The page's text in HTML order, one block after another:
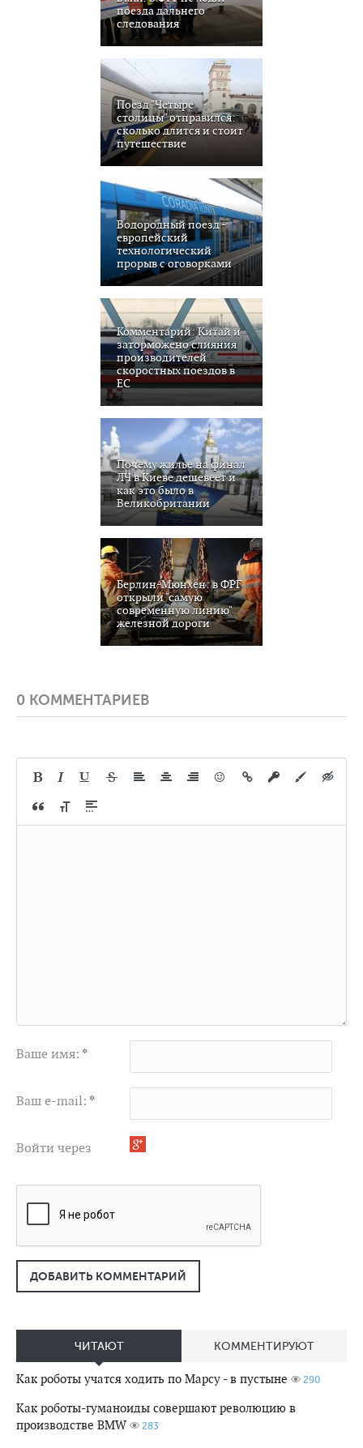
поезда дальнего
следования
Поезд "Четыре
столицы" отправился:
сколько длится и стоит
путешествие
Водородный поезд -
европейский
технологический
прорыв с оговорками
Комментарий: Китай и
заторможено слияния
производителей
скоростных поездов в
ЕС
Почему жилье на финал
ЛЧ в Киеве дешевеет и
как это было в
Великобритании
Берлин-Мюнхен: в ФРГ
открыли "самую
современную линию"
железной дороги
0 КОММЕНТАРИЕВ
Ваше имя: *
Ваш e-mail: *
Войти через
ДОБАВИТЬ КОММЕНТАРИЙ
ЧИТАЮТ КОММЕНТИРУЮТ
Как роботы учатся ходить по Марсу - в пустыне 290
Как роботы-гуманоиды совершают революцию в
производстве BMW
283